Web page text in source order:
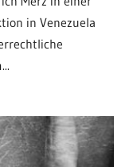
in Venezuela